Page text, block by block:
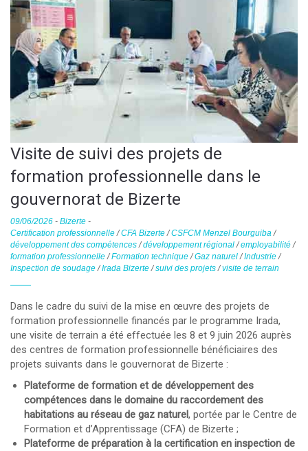
Visite de suivi des projets de
formation professionnelle dans le
gouvernorat de Bizerte
09/06/2026 - Bizerte -
Certification professionnelle/CFA Bizerte/CSFCM Menzel Bourguiba/
développement des compétences/développement régional/employabilité/
formation professionnelle/Formation technique/Gaz naturel/Industrie/
Inspection de soudage/Irada Bizerte/suivi des projets/visite de terrain
Dans le cadre du suivi de la mise en œuvre des projets de
formation professionnelle financés par le programme Irada,
une visite de terrain a été effectuée les 8 et 9 juin 2026 auprès
des centres de formation professionnelle bénéficiaires des
projets suivants dans le gouvernorat de Bizerte :
Plateforme de formation et de développement des
compétences dans le domaine du raccordement des
habitations au réseau de gaz naturel, portée par le Centre de
Formation et d’Apprentissage (CFA) de Bizerte ;
Plateforme de préparation à la certification en inspection de